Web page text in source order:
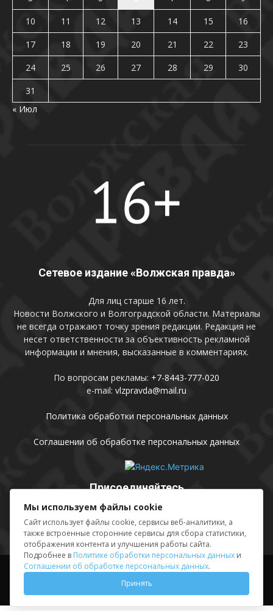
10
11 12 13 14 15
16
17
18 19 20 21 22
23
24
25 26 27 28 29
30
31
« Июл
Сетевое издание «Волжская правда»
Для лиц старше 16 лет.
Новости Волжского и Волгоградской области. Материалы
не всегда отражают точку зрения редакции. Редакция не
несет ответственности за объективность рекламной
информации и мнения, высказанные в комментариях.
По вопросам рекламы: +7-8443-777-020
e-mail: vlzpravda@mail.ru
Политика обработки персональных данных
Соглашении об обработке персональных данных
Присоединяйтесь
Выходные данные Sing in
© АМУ «Редакция газеты «Волжская правда», 2012-2026
Мы используем файлы cookie
Сайт использует файлы cookie, сервисы веб-аналитики, а
также встроенные сторонние сервисы для сбора статистики,
отображения контента и улучшения работы сайта.
Подробнее в Политике обработки персональных данных и
Соглашении об обработке персональных данных.
Принять